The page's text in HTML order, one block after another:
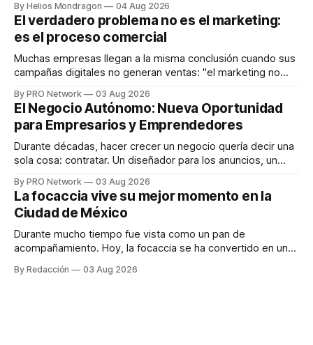
dispositivos inteligentes, inteligencia artificial y monitoreo
en tiempo real para ayudar a las personas a tomar mejores
decisiones sobre su salud metabólica. Su propuesta busca
responder
By Helios Mondragon 04 Aug 2026
El verdadero problema no es el marketing:
es el proceso comercial
Muchas empresas llegan a la misma conclusión cuando sus
campañas digitales no generan ventas: "el marketing no
INTERIUS, el problema suele estar en otro lugar. Durante
una entrevista para el podcast SER PRO, el especialista en
marketing digital explicó que
By PRO Network 03 Aug 2026
El Negocio Autónomo: Nueva Oportunidad
para Empresarios y Emprendedores
Durante décadas, hacer crecer un negocio quería decir una
sola cosa: contratar. Un diseñador para los anuncios, un
para los textos, alguien que supiera de publicidad digital
para encontrar prospectos, un vendedor para atender
llamadas y mensajes, y —con suerte— una persona
By PRO Network 03 Aug 2026
La focaccia vive su mejor momento en la
Ciudad de México
Durante mucho tiempo fue vista como un pan de
acompañamiento. Hoy, la focaccia se ha convertido en uno
artesanal, ingredientes de calidad y experiencias que
By Redacción 03 Aug 2026